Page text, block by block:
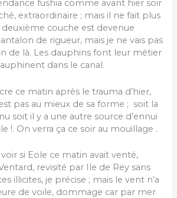
fushia comme avant hier soir
extraordinaire ; mais il ne fait plus
deuxième couche est devenue
de rigueur, mais je ne vais pas
de là. Les dauphins font leur métier
dans le canal.
ce matin après le trauma d’hier,
pas au mieux de sa forme ; soit la
soit il y a une autre source d’ennui
!. On verra ça ce soir au mouillage .
si Eole ce matin avait venté,
revisité par Ile de Rey sans
illicites, je précise ; mais le vent n’a
de voile, dommage car par mer